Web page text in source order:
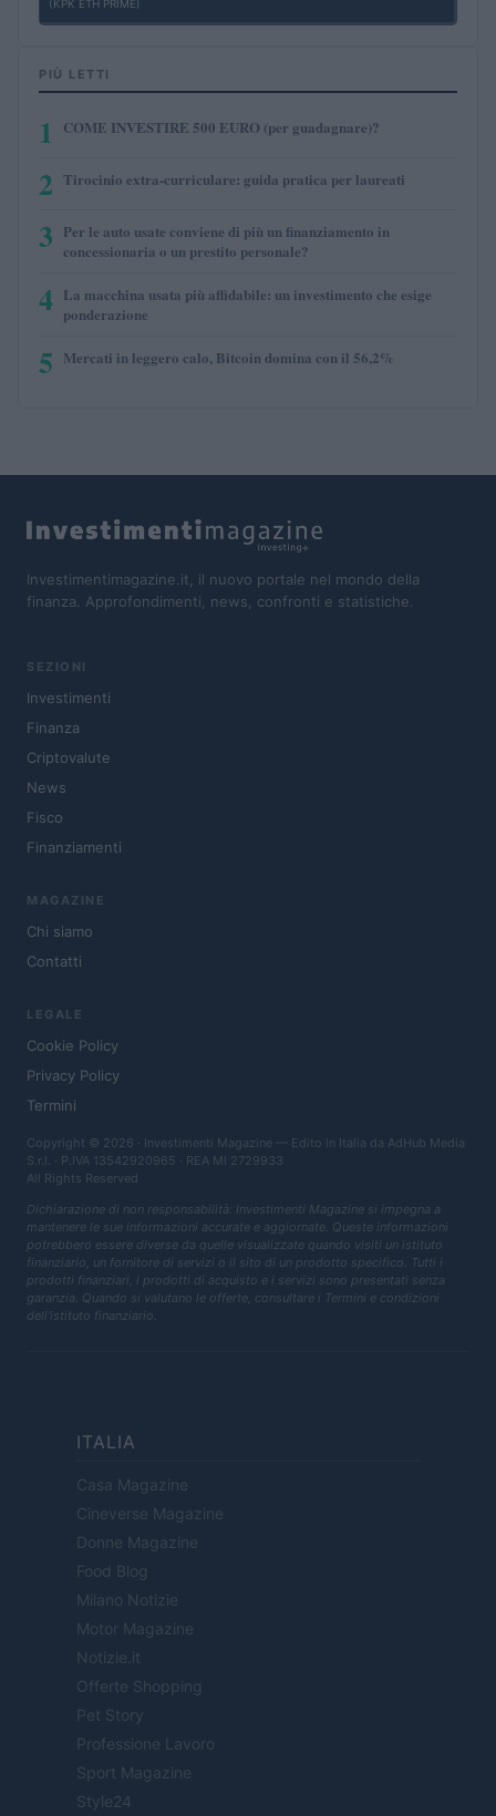
(KPK ETH PRIME)
PIÙ LETTI
1 COME INVESTIRE 500 EURO (per guadagnare)?
2 Tirocinio extra-curriculare: guida pratica per laureati
3 Per le auto usate conviene di più un finanziamento in
concessionaria o un prestito personale?
4 La macchina usata più affidabile: un investimento che esige
ponderazione
5 Mercati in leggero calo, Bitcoin domina con il 56,2%
Investimentimagazine.it, il nuovo portale nel mondo della
finanza. Approfondimenti, news, confronti e statistiche.
SEZIONI
Investimenti
Finanza
Criptovalute
News
Fisco
Finanziamenti
MAGAZINE
Chi siamo
Contatti
LEGALE
Cookie Policy
Privacy Policy
Termini
Copyright © 2026 · Investimenti Magazine — Edito in Italia da AdHub Media
S.r.l. · P.IVA 13542920965 · REA MI 2729933
All Rights Reserved
Dichiarazione di non responsabilità: Investimenti Magazine si impegna a
mantenere le sue informazioni accurate e aggiornate. Queste informazioni
potrebbero essere diverse da quelle visualizzate quando visiti un istituto
finanziario, un fornitore di servizi o il sito di un prodotto specifico. Tutti i
prodotti finanziari, i prodotti di acquisto e i servizi sono presentati senza
garanzia. Quando si valutano le offerte, consultare i Termini e condizioni
dell'istituto finanziario.
ITALIA
Casa Magazine
Cineverse Magazine
Donne Magazine
Food Blog
Milano Notizie
Motor Magazine
Notizie.it
Offerte Shopping
Pet Story
Professione Lavoro
Sport Magazine
Style24